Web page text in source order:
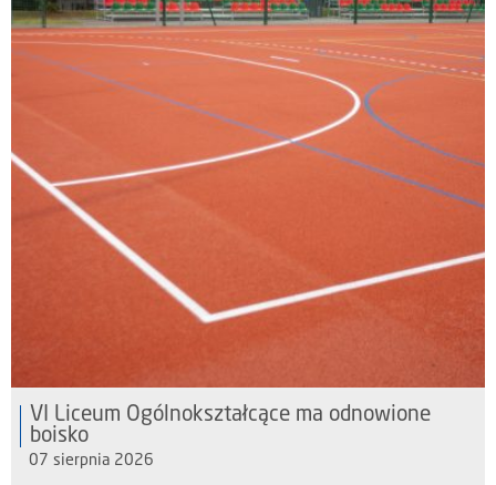
VI Liceum Ogólnokształcące ma odnowione
boisko
07 sierpnia 2026